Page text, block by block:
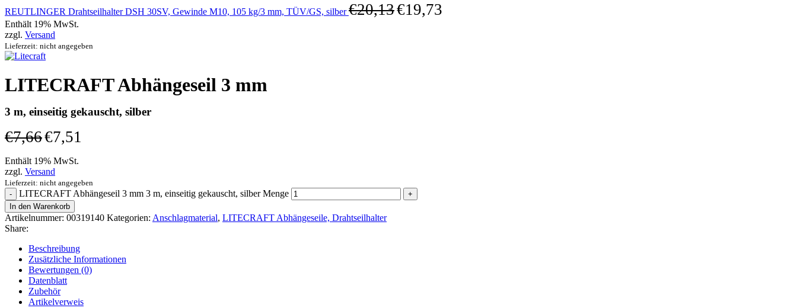
REUTLINGER Drahtseilhalter DSH 30SV, Gewinde M10, 105 kg/3 mm, TÜV/GS, silber€20,13€19,73
Enthält 19% MwSt.
zzgl. Versand
Lieferzeit: nicht angegeben
LITECRAFT Abhängeseil 3 mm
3 m, einseitig gekauscht, silber
€7,66€7,51
Enthält 19% MwSt.
zzgl. Versand
Lieferzeit: nicht angegeben
LITECRAFT Abhängeseil 3 mm 3 m, einseitig gekauscht, silber Menge
In den Warenkorb
Artikelnummer: 00319140 Kategorien: Anschlagmaterial, LITECRAFT Abhängeseile, Drahtseilhalter
Share:
Beschreibung
Zusätzliche Informationen
Bewertungen (0)
Datenblatt
Zubehör
Artikelverweis